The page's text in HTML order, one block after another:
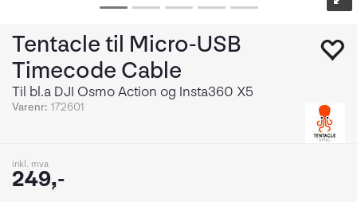
Tentacle til Micro-USB
Timecode Cable
Til bl.a DJI Osmo Action og Insta360 X5
Varenr: 172601
inkl. mva
249,-